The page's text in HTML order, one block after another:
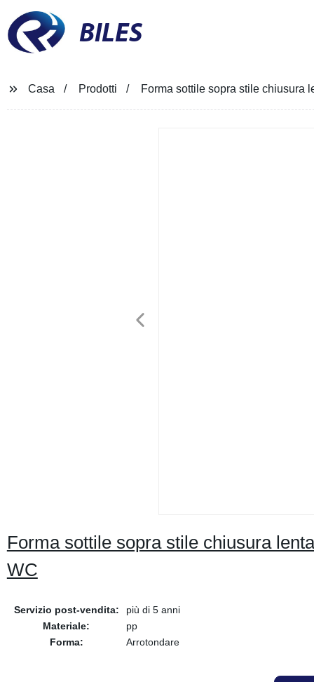
BILES
Casa Prodotti Forma sottile sopra stile chiusura
Forma sottile sopra stile chiusura
WC
Servizio post-vendita:
più di 5 anni
Materiale:
pp
Forma:
Arrotondare